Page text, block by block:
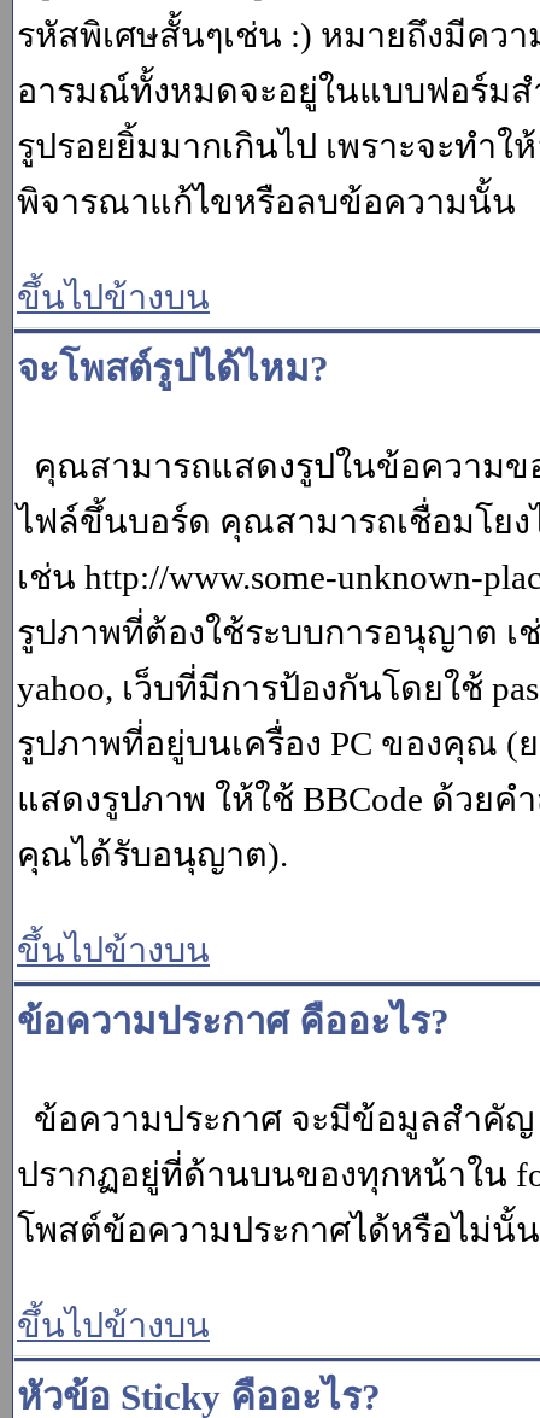
รหัสพิเศษสั้นๆเช่น :) หมายถึงมีคว
อารมณ์ทั้งหมดจะอยู่ในแบบฟอร์ม
รูปรอยยิ้มมากเกินไป เพราะจะทำใ
พิจารณาแก้ไขหรือลบข้อความนั้น
ขึ้นไปข้างบน
จะโพสต์รูปได้ไหม?
คุณสามารถแสดงรูปในข้อความ
ไฟล์ขึ้นบอร์ด คุณสามารถเชื่อมโยง
เช่น http://www.some-unknown-
รูปภาพที่ต้องใช้ระบบการอนุญาต เ
yahoo, เว็บที่มีการป้องกันโดยใช้
รูปภาพที่อยู่บนเครื่อง PC ของคุณ (
แสดงรูปภาพ ให้ใช้ BBCode ด้วย
คุณได้รับอนุญาต).
ขึ้นไปข้างบน
ข้อความประกาศ คืออะไร?
ข้อความประกาศ จะมีข้อมูลสำคั
ปรากฏอยู่ที่ด้านบนของทุกหน้าใน
โพสต์ข้อความประกาศได้หรือไม่นั้
ขึ้นไปข้างบน
หัวข้อ Sticky คืออะไร?